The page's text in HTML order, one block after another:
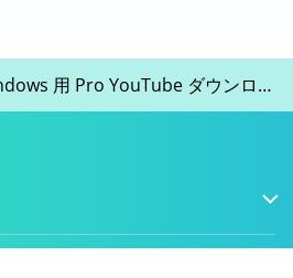
Windows 用 Pro YouTube ダウンローダーをダウンロード